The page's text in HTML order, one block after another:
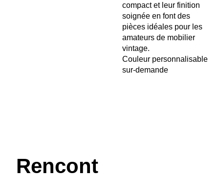
compact et leur finition
soignée en font des
pièces idéales pour les
amateurs de mobilier
vintage.
Couleur personnalisable
sur-demande
Rencont